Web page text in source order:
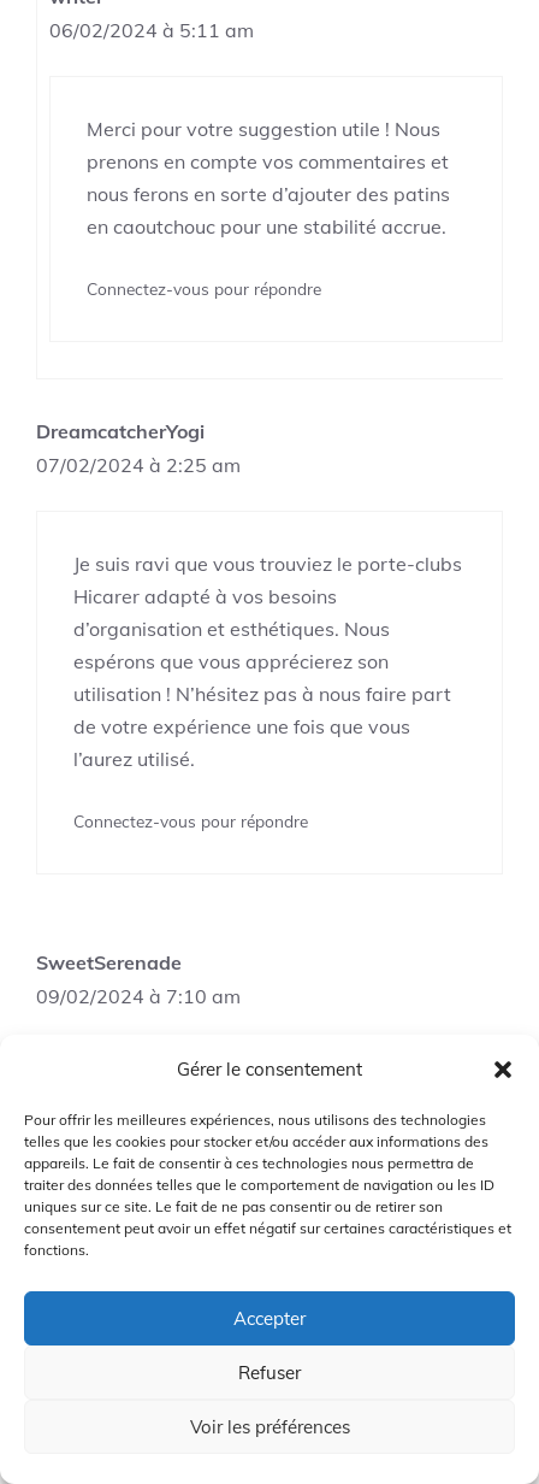
Gérer le consentement
Pour offrir les meilleures expériences, nous utilisons des technologies
telles que les cookies pour stocker et/ou accéder aux informations des
appareils. Le fait de consentir à ces technologies nous permettra de
traiter des données telles que le comportement de navigation ou les ID
uniques sur ce site. Le fait de ne pas consentir ou de retirer son
consentement peut avoir un effet négatif sur certaines caractéristiques et
fonctions.
Accepter
Refuser
Voir les préférences
06/02/2024 à 5:11 am
Merci pour votre suggestion utile ! Nous
prenons en compte vos commentaires et
nous ferons en sorte d’ajouter des patins
en caoutchouc pour une stabilité accrue.
Connectez-vous pour répondre
DreamcatcherYogi
07/02/2024 à 2:25 am
Je suis ravi que vous trouviez le porte-clubs
Hicarer adapté à vos besoins
d’organisation et esthétiques. Nous
espérons que vous apprécierez son
utilisation ! N’hésitez pas à nous faire part
de votre expérience une fois que vous
l’aurez utilisé.
Connectez-vous pour répondre
SweetSerenade
09/02/2024 à 7:10 am
j’aime garder mes clubs de golf bien
organisés et accessibles. J’apprécie
également son design élégant qui ajoutera
une touche de classe à mon espace de golf
à domicile.
Connectez-vous pour répondre